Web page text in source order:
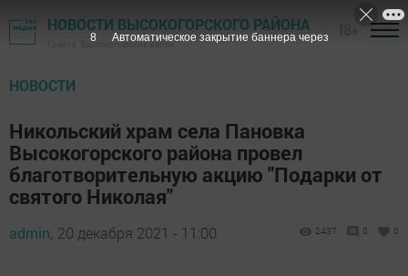
НОВОСТИ ВЫСОКОГОРСКОГО РАЙОНА
Газета "Высокогорские вести"
НОВОСТИ
Никольский храм села Пановка
Высокогорского района провел
благотворительную акцию "Подарки от
святого Николая"
admin, 20 декабря 2021 - 11:00 2437 0 0
7 Автоматическое закрытие баннера через